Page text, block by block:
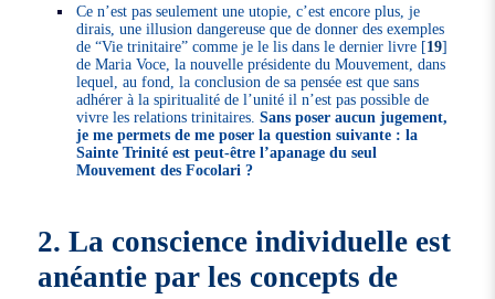
Ce n’est pas seulement une utopie, c’est encore plus, je
dirais, une illusion dangereuse que de donner des exemples
de “Vie trinitaire” comme je le lis dans le dernier livre [19]
de Maria Voce, la nouvelle présidente du Mouvement, dans
lequel, au fond, la conclusion de sa pensée est que sans
adhérer à la spiritualité de l’unité il n’est pas possible de
vivre les relations trinitaires.Sans poser aucun jugement,
je me permets de me poser la question suivante : la
Sainte Trinité est peut-être l’apanage du seul
Mouvement des Focolari ?
2. La conscience individuelle est
anéantie par les concepts de